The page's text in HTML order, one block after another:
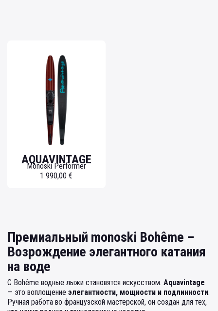
AQUAVINTAGE
Monoski Performer
1 990,00 €
Премиальный monoski Bohême –
Возрождение элегантного катания
на воде
С Bohême водные лыжи становятся искусством. Aquavintage
— это воплощение элегантности, мощности и подлинности.
Ручная работа во французской мастерской, он создан для тех,